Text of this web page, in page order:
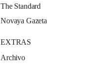
The Standard
Novaya Gazeta
EXTRAS
Archivo